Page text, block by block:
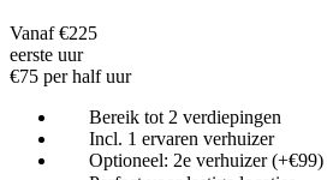
Vanaf €225
eerste uur
€75 per half uur
Bereik tot 2 verdiepingen
Incl. 1 ervaren verhuizer
Optioneel: 2e verhuizer (+€99)